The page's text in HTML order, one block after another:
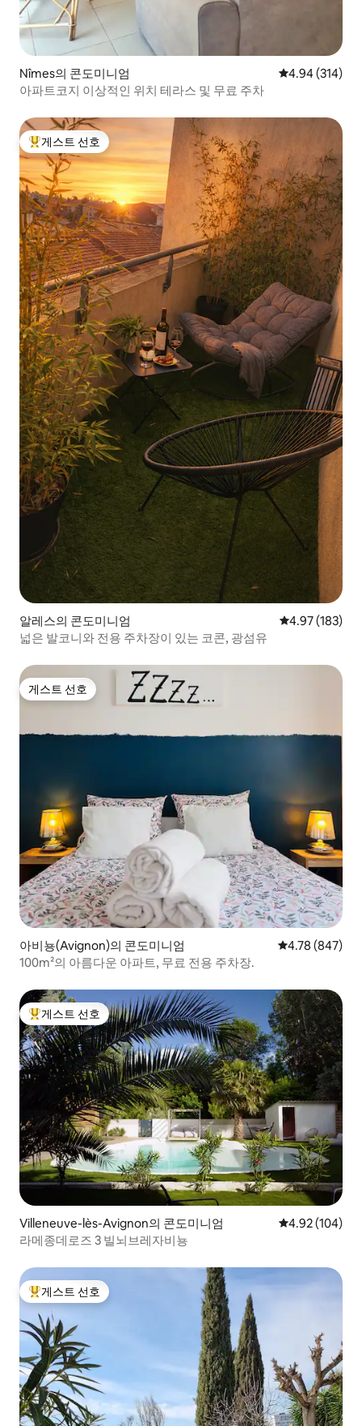
Nîmes의 콘도미니엄 평점 4.94점(5
4.94 (314)
아파트코지 이상적인 위치 테라스 및 무료 주차
상위 게스트 선호
게스트 선호
알레스의 콘도미니엄 평점 4.97점(5
4.97 (183)
넓은 발코니와 전용 주차장이 있는 코콘, 광섬유
게스트 선호
게스트 선호
아비뇽(Avignon)의 콘도미니엄 평점 4.78점(5
4.78 (847)
100m²의 아름다운 아파트, 무료 전용 주차장.
상위 게스트 선호
게스트 선호
Villeneuve-lès-Avignon의 콘도미니엄 평점 4.92점(5
4.92 (104)
라메종데로즈 3 빌뇌브레자비뇽
상위 게스트 선호
게스트 선호